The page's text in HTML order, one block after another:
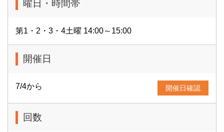
曜日・時間帯
第1・2・3・4土曜 14:00～15:00
開催日
7/4から 開催日確認
回数